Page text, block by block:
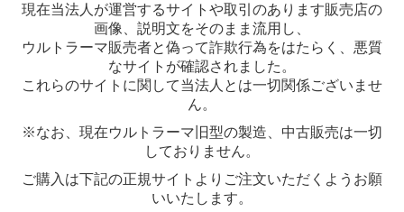
現在当法人が運営するサイトや取引のあります販売店の
画像、説明文をそのまま流用し、
ウルトラーマ販売者と偽って詐欺行為をはたらく、悪質
なサイトが確認されました。
これらのサイトに関して当法人とは一切関係ございませ
ん。
※なお、現在ウルトラーマ旧型の製造、中古販売は一切
しておりません。
ご購入は下記の正規サイトよりご注文いただくようお願
いいたします。